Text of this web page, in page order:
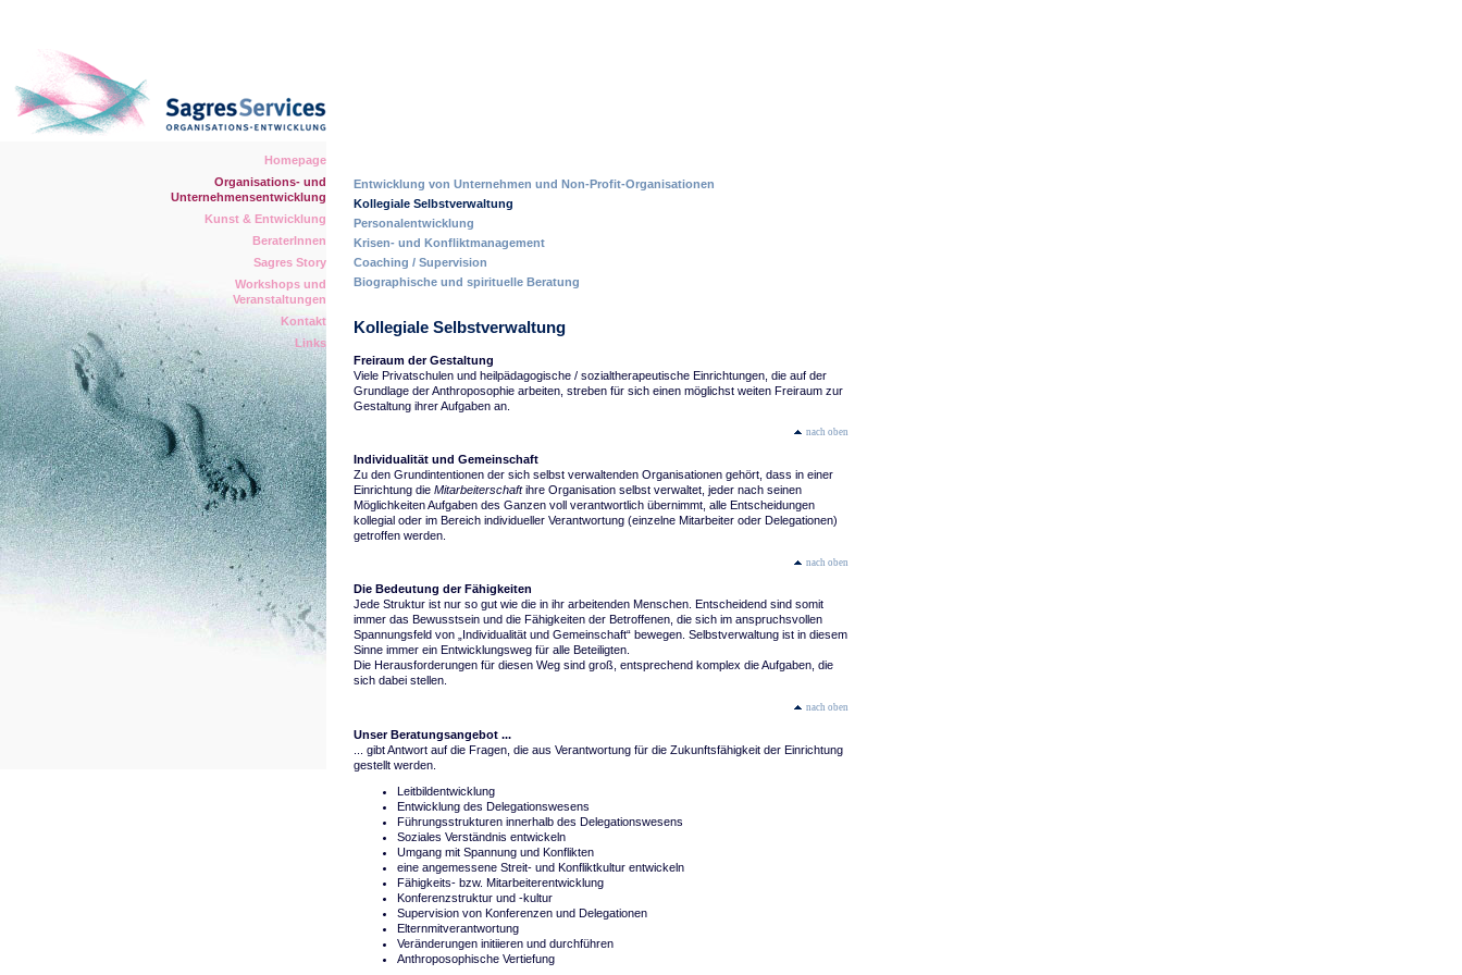
Homepage
Organisations- und
Unternehmensentwicklung
Kunst & Entwicklung
BeraterInnen
Sagres Story
Workshops und
Veranstaltungen
Kontakt
Links
Entwicklung von Unternehmen und Non-Profit-Organisationen
Kollegiale Selbstverwaltung
Personalentwicklung
Krisen- und Konfliktmanagement
Coaching / Supervision
Biographische und spirituelle Beratung
Kollegiale Selbstverwaltung
Freiraum der Gestaltung
Viele Privatschulen und heilpädagogische / sozialtherapeutische Einrichtungen, die auf der
Grundlage der Anthroposophie arbeiten, streben für sich einen möglichst weiten Freiraum zur
Gestaltung ihrer Aufgaben an.
nach oben
Individualität und Gemeinschaft
Zu den Grundintentionen der sich selbst verwaltenden Organisationen gehört, dass in einer
Einrichtung die Mitarbeiterschaftihre Organisation selbst verwaltet, jeder nach seinen
Möglichkeiten Aufgaben des Ganzen voll verantwortlich übernimmt, alle Entscheidungen
kollegial oder im Bereich individueller Verantwortung (einzelne Mitarbeiter oder Delegationen)
getroffen werden.
nach oben
Die Bedeutung der Fähigkeiten
Jede Struktur ist nur so gut wie die in ihr arbeitenden Menschen. Entscheidend sind somit
immer das Bewusstsein und die Fähigkeiten der Betroffenen, die sich im anspruchsvollen
Spannungsfeld von „Individualität und Gemeinschaft“ bewegen. Selbstverwaltung ist in diesem
Sinne immer ein Entwicklungsweg für alle Beteiligten.
Die Herausforderungen für diesen Weg sind groß, entsprechend komplex die Aufgaben, die
sich dabei stellen.
nach oben
Unser Beratungsangebot ...
... gibt Antwort auf die Fragen, die aus Verantwortung für die Zukunftsfähigkeit der Einrichtung
gestellt werden.
Leitbildentwicklung
Entwicklung des Delegationswesens
Führungsstrukturen innerhalb des Delegationswesens
Soziales Verständnis entwickeln
Umgang mit Spannung und Konflikten
eine angemessene Streit- und Konfliktkultur entwickeln
Fähigkeits- bzw. Mitarbeiterentwicklung
Konferenzstruktur und -kultur
Supervision von Konferenzen und Delegationen
Elternmitverantwortung
Veränderungen initiieren und durchführen
Anthroposophische Vertiefung